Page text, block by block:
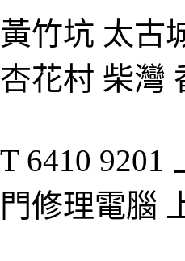
黃竹坑 太古
杏花村 柴灣
T 6410 9201
門修理電腦